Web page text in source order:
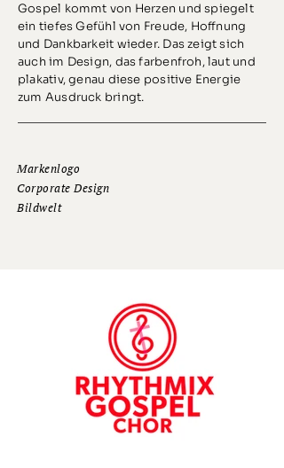
Gospel kommt von Herzen und spiegelt
ein tiefes Gefühl von Freude, Hoffnung
und Dankbarkeit wieder. Das zeigt sich
auch im Design, das farbenfroh, laut und
plakativ, genau diese positive Energie
zum Ausdruck bringt.
Markenlogo
Corporate Design
Bildwelt